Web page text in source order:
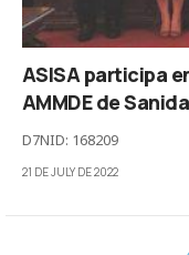
ASISA participa
AMMDE de
D7NID: 168209
21 DE JULY DE 2022